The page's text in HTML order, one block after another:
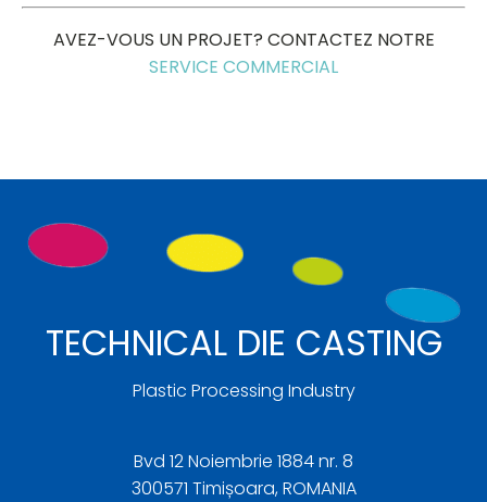
AVEZ-VOUS UN PROJET? CONTACTEZ NOTRE
SERVICE COMMERCIAL
TECHNICAL DIE CASTING
Plastic Processing Industry
Bvd 12 Noiembrie 1884 nr. 8
300571 Timișoara, ROMANIA